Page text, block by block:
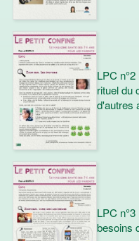
LPC
rituel du
d'autres
LPC
besoins